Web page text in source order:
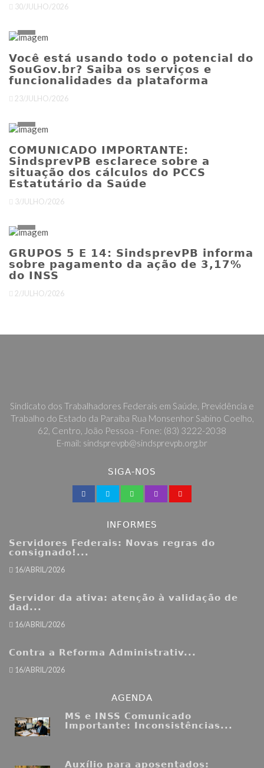
30/JULHO/2026
Você está usando todo o potencial do
SouGov.br? Saiba os serviços e
funcionalidades da plataforma
23/JULHO/2026
COMUNICADO IMPORTANTE:
SindsprevPB esclarece sobre a
situação dos cálculos do PCCS
Estatutário da Saúde ​
3/JULHO/2026
GRUPOS 5 E 14: SindsprevPB informa
sobre pagamento da ação de 3,17%
do INSS
2/JULHO/2026
Sindicato dos Trabalhadores Federais em Saúde, Previdência e
Trabalho do Estado da Paraíba Rua Monsenhor Sabino Coelho,
62, Centro, João Pessoa - Fone: (83) 3222-2038
E-mail: sindsprevpb@sindsprevpb.org.br
SIGA-NOS
INFORMES
Servidores Federais: Novas regras do
consignado!...
16/ABRIL/2026
Servidor da ativa: atenção à validação de
dad...
16/ABRIL/2026
Contra a Reforma Administrativ...
16/ABRIL/2026
AGENDA
MS e INSS Comunicado
Importante: Inconsistências...
Auxílio para aposentados: